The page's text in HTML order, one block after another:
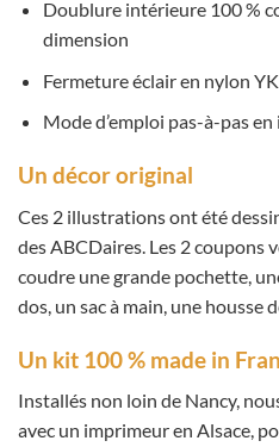
Doublure intérieure 100 %
dimension
Fermeture éclair en nylon
Mode d’emploi pas-à-pas
Un décor original
Ces 2 illustrations ont été
des ABCDaires. Les 2 coupons
coudre une grande pochette,
dos, un sac à main, une housse
Un kit 100 % made in
Installés non loin de Nancy,
avec un imprimeur en Alsace,